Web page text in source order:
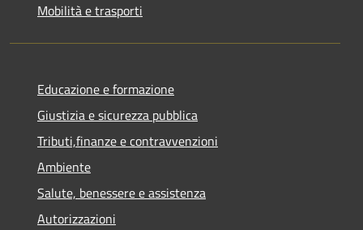
Mobilità e trasporti
Educazione e formazione
Giustizia e sicurezza pubblica
Tributi,finanze e contravvenzioni
Ambiente
Salute, benessere e assistenza
Autorizzazioni